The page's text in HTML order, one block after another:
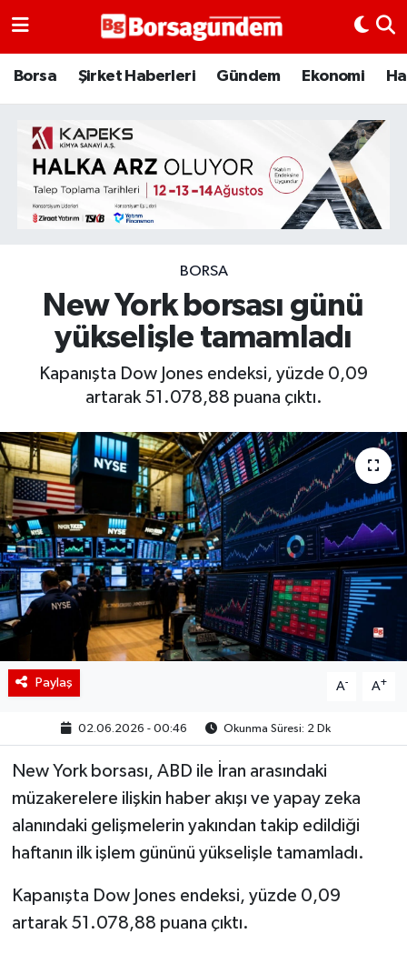
Borsa Şirket Haberleri Gündem Ekonomi
BORSA
New York borsası günü
yükselişle tamamladı
Kapanışta Dow Jones endeksi, yüzde 0,09
artarak 51.078,88 puana çıktı.
Paylaş A- A+
02.06.2026 - 00:46 Okunma Süresi: 2 Dk
New York borsası, ABD ile İran arasındaki
müzakerelere ilişkin haber akışı ve yapay zeka
alanındaki gelişmelerin yakından takip edildiği
haftanın ilk işlem gününü yükselişle tamamladı.
Kapanışta Dow Jones endeksi, yüzde 0,09
artarak 51.078,88 puana çıktı.
Borsa
Emtia
Galeri
Bitcoin
Şirket Haberleri
Borsa Gundem
BIST 100 Isı Haritası
Coin Isı Haritası
Ekonomik Takvim
Kiripto Para Piyasası
Gizlilik Sözleşmesi
Hakkımızda
İletişim